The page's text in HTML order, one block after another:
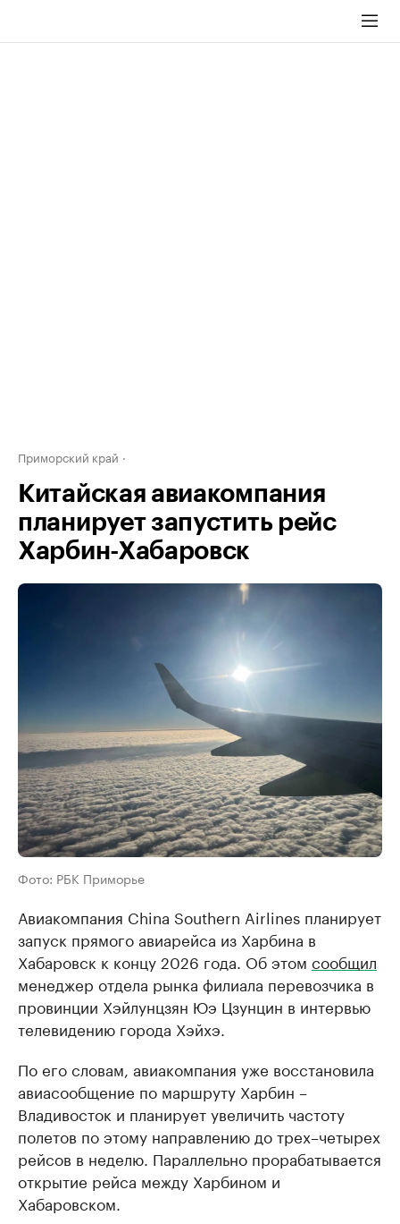
Приморский край
Китайская авиакомпания
планирует запустить рейс
Харбин-Хабаровск
Фото: РБК Приморье
Авиакомпания China Southern Airlines планирует
запуск прямого авиарейса из Харбина в
Хабаровск к концу 2026 года. Об этом сообщил
менеджер отдела рынка филиала перевозчика в
провинции Хэйлунцзян Юэ Цзунцин в интервью
телевидению города Хэйхэ.
По его словам, авиакомпания уже восстановила
авиасообщение по маршруту Харбин –
Владивосток и планирует увеличить частоту
полетов по этому направлению до трех–четырех
рейсов в неделю. Параллельно прорабатывается
открытие рейса между Харбином и
Хабаровском.